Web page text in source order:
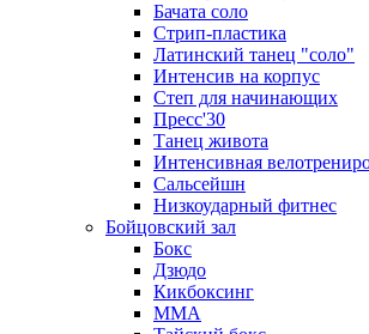
Бачата соло
Стрип-пластика
Латинский танец "соло"
Интенсив на корпус
Степ для начинающих
Пресс'30
Танец живота
Интенсивная
Сальсейшн
Низкоударный фитнес
Бойцовский зал
Бокс
Дзюдо
Кикбоксинг
MMA